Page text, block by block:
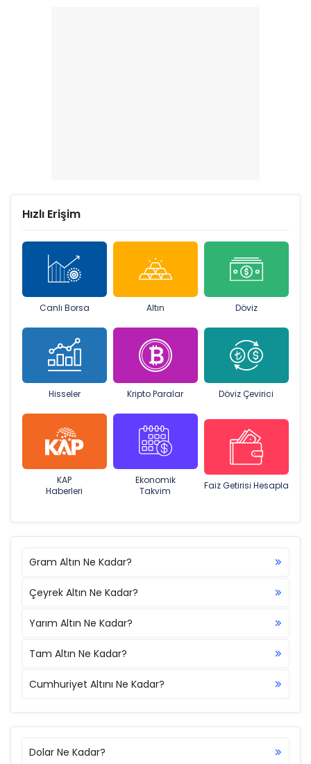
Hızlı Erişim
Canlı Borsa Altın Döviz
Hisseler Kripto Paralar Döviz Çevirici
KAP
Haberleri
Ekonomik
Takvim
Faiz Getirisi Hesapla
Gram Altın Ne Kadar?
Çeyrek Altın Ne Kadar?
Yarım Altın Ne Kadar?
Tam Altın Ne Kadar?
Cumhuriyet Altını Ne Kadar?
Dolar Ne Kadar?